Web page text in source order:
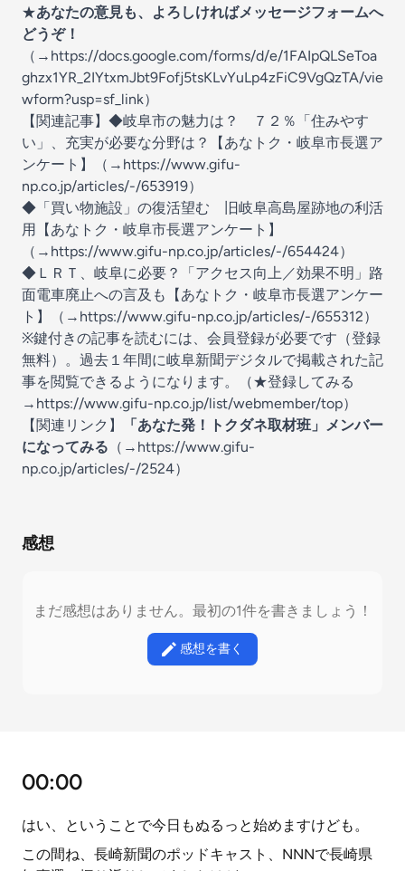
★あなたの意見も、よろしければメッセージフォームへ
どうぞ！
（→ ⁠⁠⁠⁠⁠⁠⁠⁠⁠⁠https://docs.google.com/forms/d/e/1FAIpQLSeToa
ghzx1YR_2IYtxmJbt9Fofj5tsKLvYuLp4zFiC9VgQzTA/vie
wform?usp=sf_link⁠）
【関連記事】◆岐阜市の魅力は？ ７２％「住みやす
い」、充実が必要な分野は？【あなトク・岐阜市長選ア
ンケート】（→ https://www.gifu-
np.co.jp/articles/-/653919）
◆「買い物施設」の復活望む 旧岐阜高島屋跡地の利活
用【あなトク・岐阜市長選アンケート】
（→ https://www.gifu-np.co.jp/articles/-/654424）
◆ＬＲＴ、岐阜に必要？「アクセス向上／効果不明」路
面電車廃止への言及も【あなトク・岐阜市長選アンケー
ト】（→ https://www.gifu-np.co.jp/articles/-/655312）
※鍵付きの記事を読むには、会員登録が必要です（登録
無料）。過去１年間に岐阜新聞デジタルで掲載された記
事を閲覧できるようになります。（★登録してみる
→ ⁠⁠https://www.gifu-np.co.jp/list/webmember/top⁠⁠）
【関連リンク】
「あなた発！トクダネ取材班」メンバー
になってみる （→ ⁠https://www.gifu-
np.co.jp/articles/-/2524⁠）
感想
まだ感想はありません。最初の1件を書きましょう！
感想を書く
00:00
はい、ということで今日もぬるっと始めますけども。
この間ね、長崎新聞のポッドキャスト、NNNで長崎県